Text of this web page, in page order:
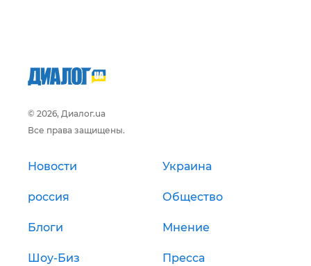
© 2026, Диалог.ua
Все права защищены.
Новости Украина
россия Общество
Блоги Мнение
Шоу-Биз Пресса